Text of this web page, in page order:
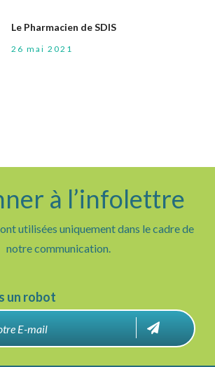
Le Pharmacien de SDIS
26 mai 2021
à l’infolettre
utilisées uniquement dans le cadre de
notre communication.
un robot